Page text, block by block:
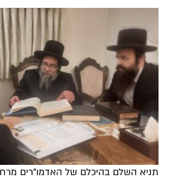
תניא השלם בהיכלם של האדמו"רים